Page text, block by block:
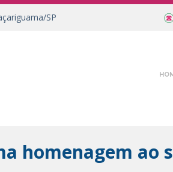
SP
homenagem ao